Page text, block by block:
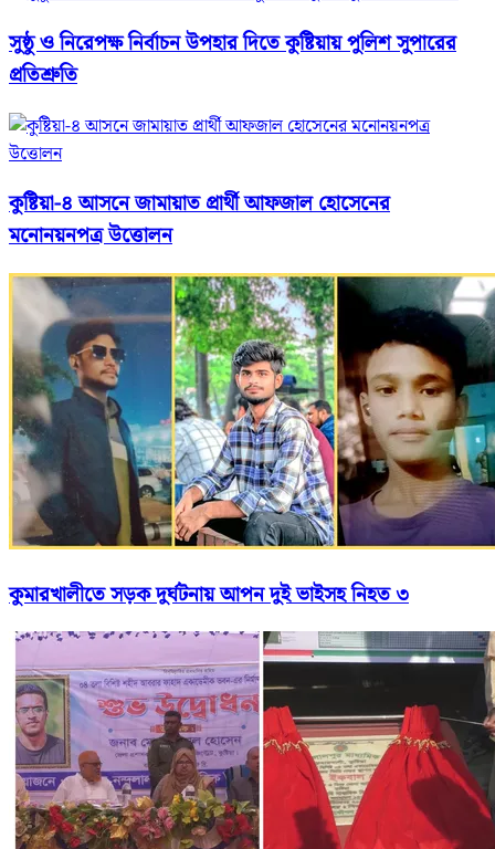
সুষ্ঠু ও নিরেপক্ষ নির্বাচন উপহার দিতে কুষ্টিয়ায় পুলিশ সুপারের
প্রতিশ্রুতি
কুষ্টিয়া-৪ আসনে জামায়াত প্রার্থী আফজাল হোসেনের
মনোনয়নপত্র উত্তোলন
কুমারখালীতে সড়ক দুর্ঘটনায় আপন দুই ভাইসহ নিহত ৩